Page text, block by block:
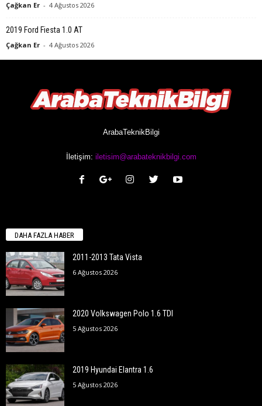
Çağkan Er - 4 Ağustos 2026
2019 Ford Fiesta 1.0 AT
Çağkan Er - 4 Ağustos 2026
ArabaTeknikBilgi
İletişim: iletisim@arabateknikbilgi.com
DAHA FAZLA HABER
2011-2013 Tata Vista
6 Ağustos 2026
2020 Volkswagen Polo 1.6 TDI
5 Ağustos 2026
2019 Hyundai Elantra 1.6
5 Ağustos 2026